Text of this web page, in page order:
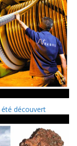
découvert